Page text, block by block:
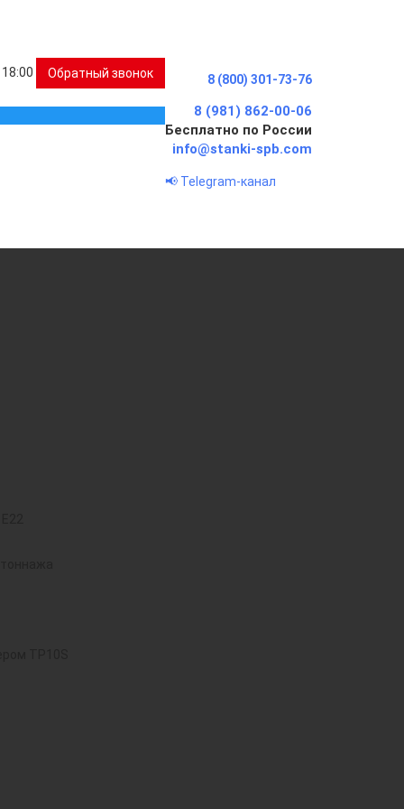
Обратный звонок 8 (800) 301-73-76
8 (981) 862-00-06
Бесплатно по России
info@stanki-spb.com
📢 Telegram-канал
TP10S